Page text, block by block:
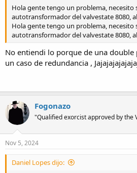
Hola gente tengo un problema, necesito
autotransformador del valvestate 8080,
Hola gente tengo un problema, necesito
autotransformador del valvestate 8080,
No entiendi lo porque de una double
un caso de redundancia ,
Fogonazo
"Qualified exorcist approved by the
Nov 5, 2024
Daniel Lopes dijo: